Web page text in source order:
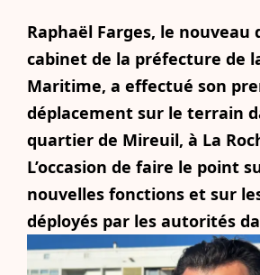
Raphaël Farges, le nouveau
cabinet de la préfecture de
Maritime, a effectué son
déplacement sur le terrain
quartier de Mireuil, à La
L’occasion de faire le point
nouvelles fonctions et sur
déployés par les autorités